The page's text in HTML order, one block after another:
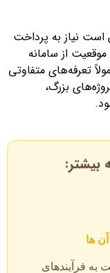
است نیاز به پرداخت
از سامانه
تعرفه‌های متفاوتی
بزرگ،
بیشتر:
ها
به فرآیندهای